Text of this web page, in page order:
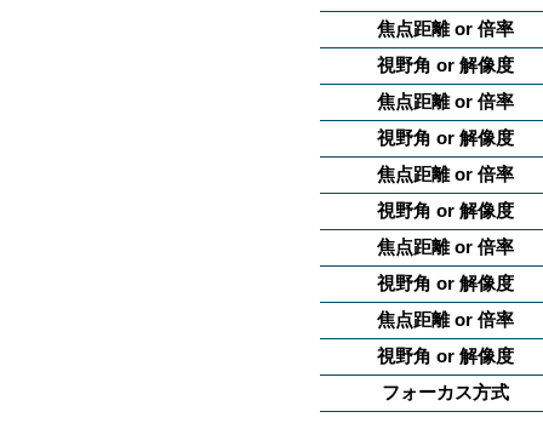
焦点距離 or 倍率
視野角 or 解像度
焦点距離 or 倍率
視野角 or 解像度
焦点距離 or 倍率
視野角 or 解像度
焦点距離 or 倍率
視野角 or 解像度
焦点距離 or 倍率
視野角 or 解像度
フォーカス方式